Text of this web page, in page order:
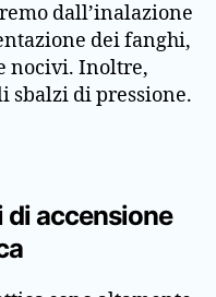
dall’inalazione
dei fanghi,
nocivi. Inoltre,
sbalzi di pressione.
di accensione